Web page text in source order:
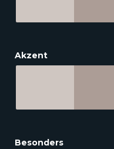
Akzent
Besonders